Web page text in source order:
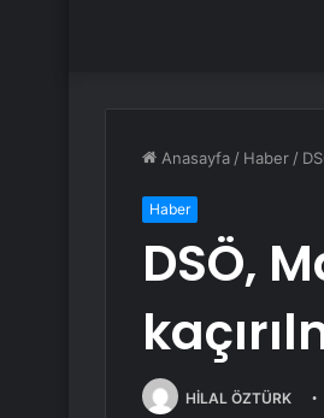
Anasayfa / Haber /
Haber
DSÖ,
HİLAL ÖZTÜRK